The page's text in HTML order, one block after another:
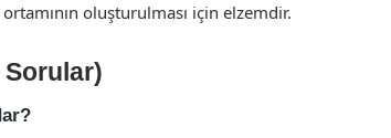
oluşturulması için elzemdir.
Sorular)